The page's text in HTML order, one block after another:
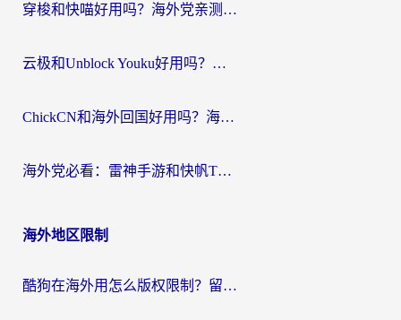
穿梭和快喵好用吗？海外党亲测：小众加速器对比+番茄加速器深度体验
云极和Unblock Youku好用吗？海外党亲测+2026回国加速器避坑指南
ChickCN和海外回国好用吗？海外党2026亲测：从手游到影音，选对加速器的3个关键
海外党必看：雷神手游和快帆TV版好用吗？3步选对回国加速器不踩坑
海外地区限制
酷狗在海外用怎么版权限制？留学生亲测：3步解决听国内音乐难题